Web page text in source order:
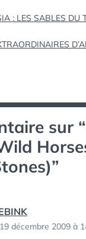
: LES SABLES DU
sur “
”
décembre 2009 à